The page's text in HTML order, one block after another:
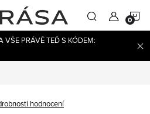
VŠE PRÁVĚ TEĎ S KÓDEM:
hodnocení